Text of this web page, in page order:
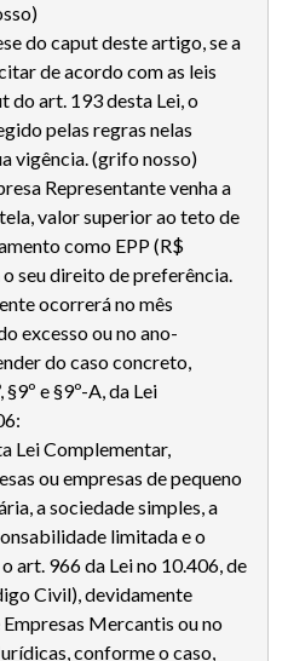
do caput deste artigo, se a
de acordo com as leis
do art. 193 desta Lei, o
pelas regras nelas
vigência. (grifo nosso)
Representante venha a
valor superior ao teto de
como EPP (R$
seu direito de preferência.
ocorrerá no mês
excesso ou no ano-
do caso concreto,
e §9º-A, da Lei
Lei Complementar,
ou empresas de pequeno
a sociedade simples, a
limitada e o
art. 966 da Lei no 10.406, de
Civil), devidamente
Mercantis ou no
conforme o caso,